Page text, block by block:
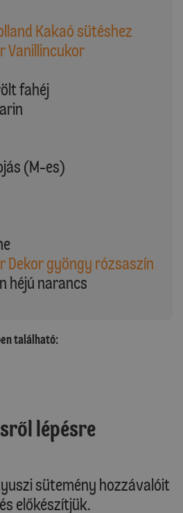
Kakaó sütéshez
Vanillincukor
fahéj
(M-es)
Dekor gyöngy rózsaszín
héjú narancs
található:
lépésre
sütemény hozzávalóit
előkészítjük.